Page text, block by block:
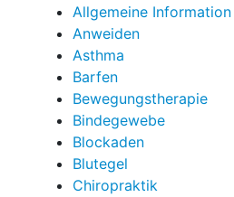
Allgemeine Information
Anweiden
Asthma
Barfen
Bewegungstherapie
Bindegewebe
Blockaden
Blutegel
Chiropraktik